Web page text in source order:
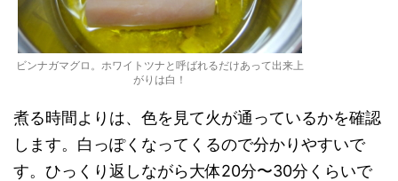
ビンナガマグロ。ホワイトツナと呼ばれるだけあって出来上
がりは白！
煮る時間よりは、色を見て火が通っているかを確認
します。白っぽくなってくるので分かりやすいで
す。ひっくり返しながら大体20分〜30分くらいで